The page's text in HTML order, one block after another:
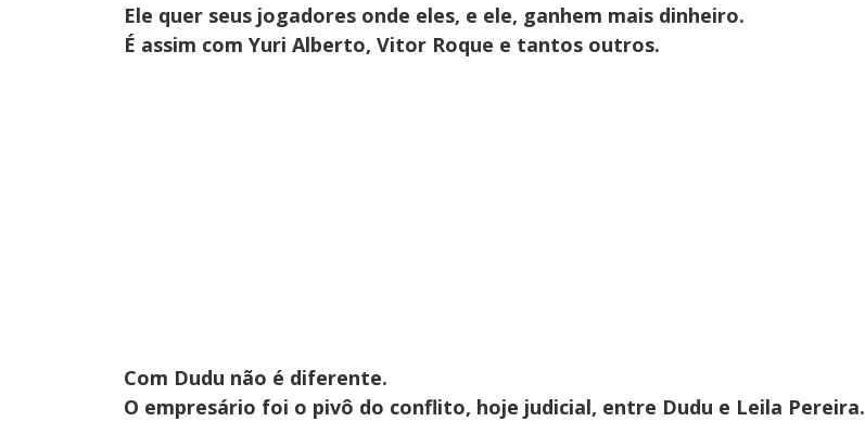
Ele quer seus jogadores onde eles, e ele, ganhem mais dinheiro.
É assim com Yuri Alberto, Vitor Roque e tantos outros.
Com Dudu não é diferente.
O empresário foi o pivô do conflito, hoje judicial, entre Dudu e Leila Pereira.